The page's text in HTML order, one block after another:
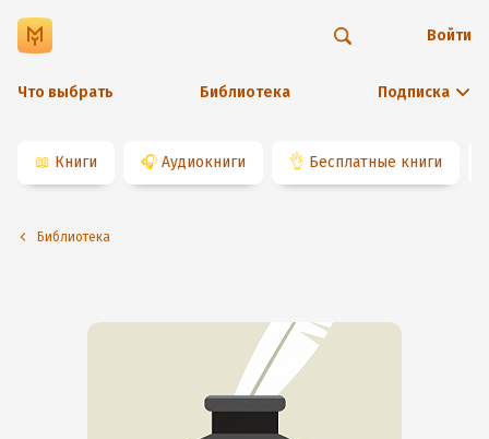
Что выбрать Библиотека Подписка
Войти
📖 Книги 🎧 Аудиокниги 👌 Бесплатные книги
Библиотека